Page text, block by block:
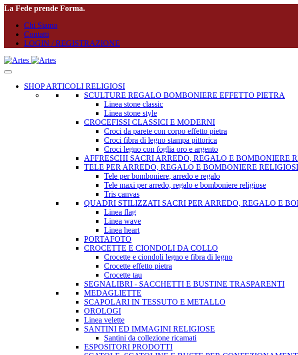
La Fede prende Forma.
Chi Siamo
Contatti
LOGIN / REGISTRAZIONE
SHOP ARTICOLI RELIGIOSI
SCULTURE REGALO BOMBONIERE EFFETTO PIETRA
Linea stone classic
Linea stone style
CROCEFISSI CLASSICI E MODERNI
Croci da parete con corpo effetto pietra
Croci fibra di legno stampa pittorica
Croci legno con foglia oro e argento
AFFRESCHI SACRI ARREDO, REGALO E BOMBONIERE
TELE PER ARREDO, REGALO E BOMBONIERE
Tele per bomboniere, arredo e regalo
Tele maxi per arredo, regalo e bomboniere religiose
Tris canvas
QUADRI STILIZZATI SACRI PER ARREDO, REGALO E
Linea flag
Linea wave
Linea heart
PORTAFOTO
CROCETTE E CIONDOLI DA COLLO
Crocette e ciondoli legno e fibra di legno
Crocette effetto pietra
Crocette tau
SEGNALIBRI - SACCHETTI E BUSTINE TRASPARENTI
MEDAGLIETTE
SCAPOLARI IN TESSUTO E METALLO
OROLOGI
Linea velette
SANTINI ED IMMAGINI RELIGIOSE
Santini da collezione ricamati
ESPOSITORI PRODOTTI